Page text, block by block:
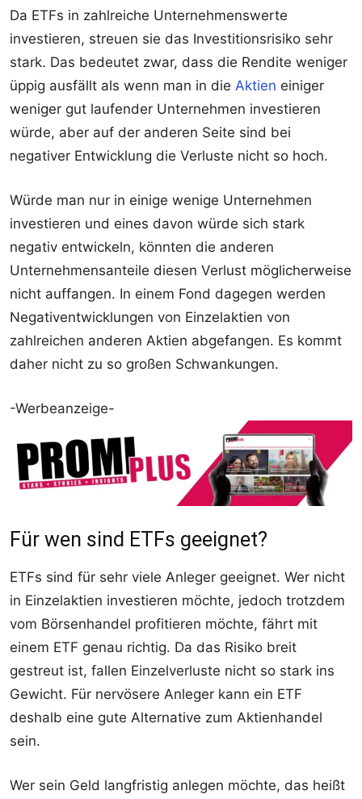
Da ETFs in zahlreiche Unternehmenswerte
investieren, streuen sie das Investitionsrisiko sehr
stark. Das bedeutet zwar, dass die Rendite weniger
üppig ausfällt als wenn man in die Aktien einiger
weniger gut laufender Unternehmen investieren
würde, aber auf der anderen Seite sind bei
negativer Entwicklung die Verluste nicht so hoch.
Würde man nur in einige wenige Unternehmen
investieren und eines davon würde sich stark
negativ entwickeln, könnten die anderen
Unternehmensanteile diesen Verlust möglicherweise
nicht auffangen. In einem Fond dagegen werden
Negativentwicklungen von Einzelaktien von
zahlreichen anderen Aktien abgefangen. Es kommt
daher nicht zu so großen Schwankungen.
-Werbeanzeige-
Für wen sind ETFs geeignet?
ETFs sind für sehr viele Anleger geeignet. Wer nicht
in Einzelaktien investieren möchte, jedoch trotzdem
vom Börsenhandel profitieren möchte, fährt mit
einem ETF genau richtig. Da das Risiko breit
gestreut ist, fallen Einzelverluste nicht so stark ins
Gewicht. Für nervösere Anleger kann ein ETF
deshalb eine gute Alternative zum Aktienhandel
sein.
Wer sein Geld langfristig anlegen möchte, das heißt